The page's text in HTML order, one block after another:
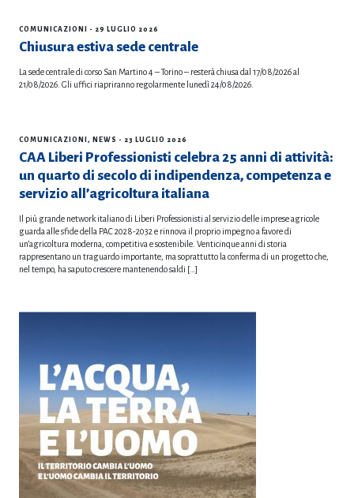
COMUNICAZIONI - 29 LUGLIO 2026
Chiusura estiva sede centrale
La sede centrale di corso San Martino 4 – Torino – resterà chiusa dal 17/08/2026 al
21/08/2026. Gli uffici riapriranno regolarmente lunedì 24/08/2026.
COMUNICAZIONI , NEWS - 23 LUGLIO 2026
CAA Liberi Professionisti celebra 25 anni di attività:
un quarto di secolo di indipendenza, competenza e
servizio all’agricoltura italiana
Il più grande network italiano di Liberi Professionisti al servizio delle imprese agricole
guarda alle sfide della PAC 2028-2032 e rinnova il proprio impegno a favore di
un’agricoltura moderna, competitiva e sostenibile. Venticinque anni di storia
rappresentano un traguardo importante, ma soprattutto la conferma di un progetto che,
nel tempo, ha saputo crescere mantenendo saldi […]